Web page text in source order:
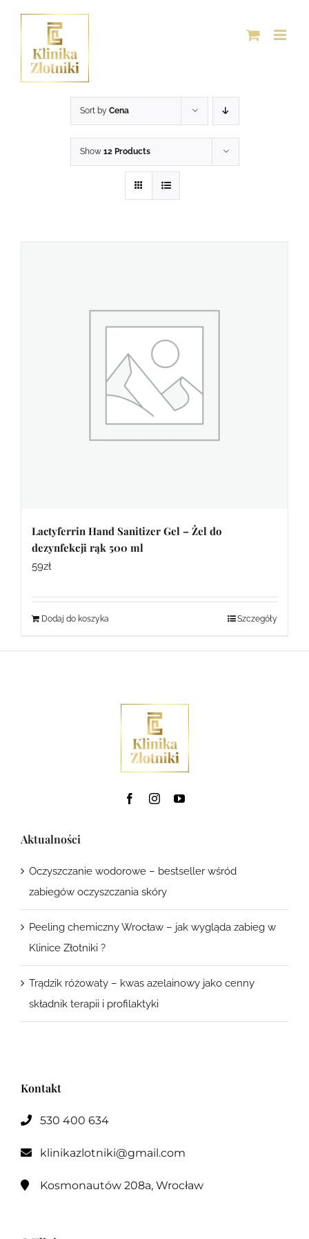
zawartości
Sort by Cena
Show 12 Products
Lactyferrin Hand Sanitizer Gel – Żel do
dezynfekcji rąk 500 ml
59zł
Dodaj do koszyka Szczegóły
Aktualności
Oczyszczanie wodorowe – bestseller wśród
zabiegów oczyszczania skóry
Peeling chemiczny Wrocław – jak wygląda zabieg w
Klinice Złotniki ?
Trądzik różowaty – kwas azelainowy jako cenny
składnik terapii i profilaktyki
Kontakt
 530 400 634
 klinikazlotniki@gmail.com
 Kosmonautów 208a, Wrocław